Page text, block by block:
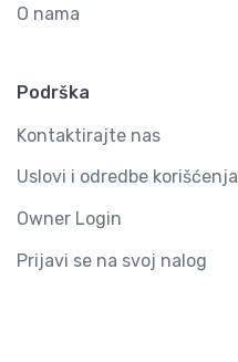
O nama
Podrška
Kontaktirajte nas
Uslovi i odredbe korišćenja
Owner Login
Prijavi se na svoj nalog